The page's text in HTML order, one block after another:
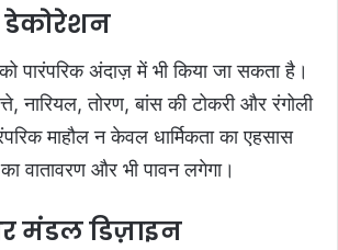
डेकोरेशन
पारंपरिक अंदाज़ में भी किया जा सकता है।
नारियल, तोरण, बांस की टोकरी और रंगोली
माहौल न केवल धार्मिकता का एहसास
वातावरण और भी पावन लगेगा।
मंडल डिज़ाइन